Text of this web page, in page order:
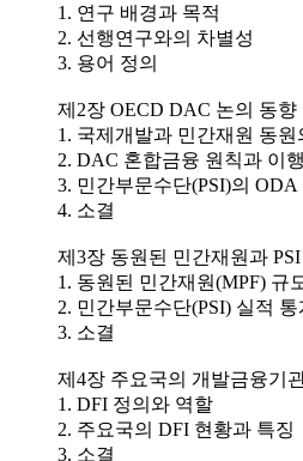
1. 연구 배경과 목적
2. 선행연구와의 차별성
3. 용어 정의
제2장 OECD DAC 논의 동향
1. 국제개발과 민간재원 동원
2. DAC 혼합금융 원칙과 이
3. 민간부문수단(PSI)의 ODA
4. 소결
제3장 동원된 민간재원과
1. 동원된 민간재원(MPF) 규
2. 민간부문수단(PSI) 실적 통
3. 소결
제4장 주요국의 개발금융기
1. DFI 정의와 역할
2. 주요국의 DFI 현황과 특징
3. 소결